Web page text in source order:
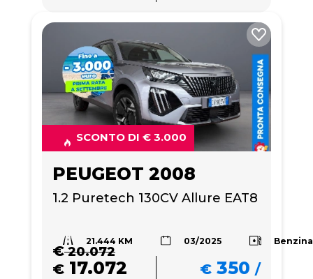
SCONTO DI € 3.000
PEUGEOT 2008
1.2 Puretech 130CV Allure EAT8
21.444 KM 03/2025 Benzina
€20.072
€ 17.072 € 350 /